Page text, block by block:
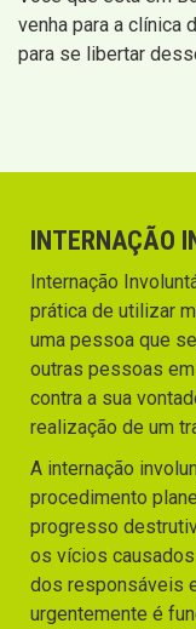
venha para a clínica
para se libertar
INTERNAÇÃO
Internação
prática de utilizar
uma pessoa que
outras pessoas
contra a sua
realização de um
A internação
procedimento
progresso
os vícios
dos responsáveis
urgentemente é